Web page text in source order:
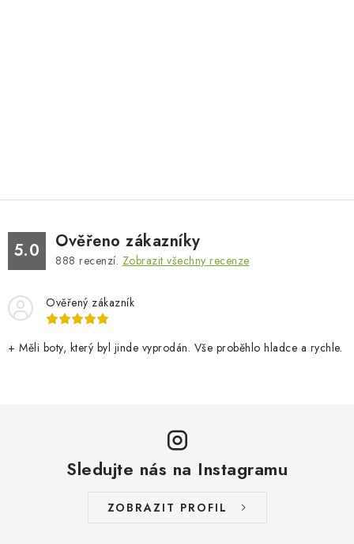
5.0 Ověřeno zákazníky
888 recenzí. Zobrazit všechny recenze
Ověřený zákazník
+ Měli boty, který byl jinde vyprodán. Vše proběhlo hladce a rychle.
Sledujte nás na Instagramu
ZOBRAZIT PROFIL